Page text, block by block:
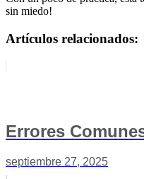
sin miedo!
Artículos relacionados:
Errores
septiembre 27, 2025